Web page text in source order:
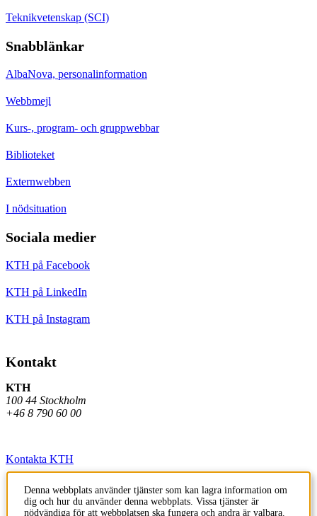
Teknikvetenskap (SCI)
Snabblänkar
AlbaNova, personalinformation
Webbmejl
Kurs-, program- och gruppwebbar
Biblioteket
Externwebben
I nödsituation
Sociala medier
KTH på Facebook
KTH på LinkedIn
KTH på Instagram
Kontakt
KTH
100 44 Stockholm
+46 8 790 60 00
Kontakta KTH
Jobba på KTH
Press och media
Denna webbplats använder tjänster som kan lagra information om
dig och hur du använder denna webbplats. Vissa tjänster är
nödvändiga för att webbplatsen ska fungera och andra är valbara.